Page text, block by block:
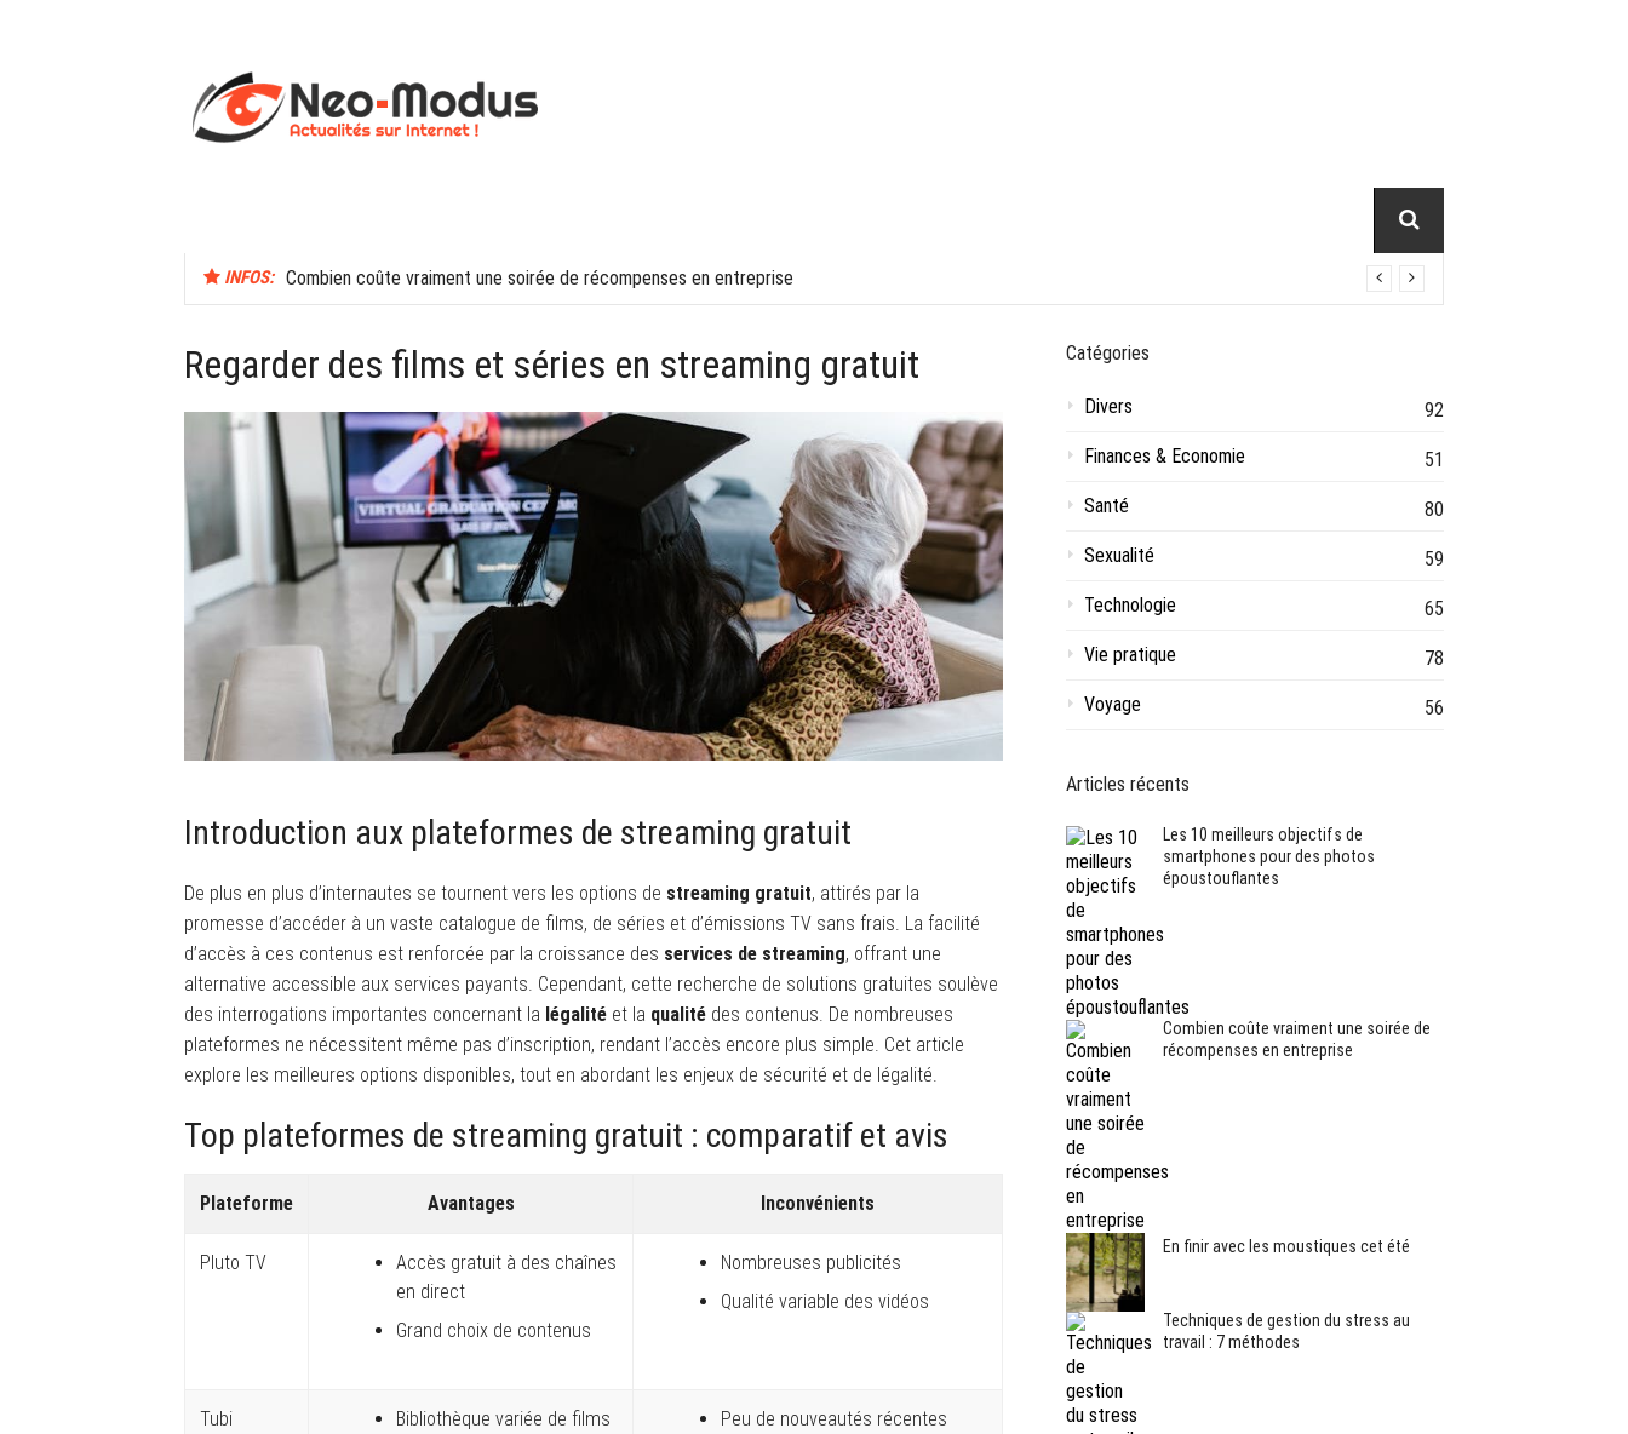
INFOS: Combien coûte vraiment une soirée de récompenses en entreprise
Regarder des films et séries en streaming gratuit
Introduction aux plateformes de streaming gratuit
De plus en plus d’internautes se tournent vers les options de streaming gratuit, attirés par la
promesse d’accéder à un vaste catalogue de films, de séries et d’émissions TV sans frais. La facilité
d’accès à ces contenus est renforcée par la croissance des services de streaming, offrant une
alternative accessible aux services payants. Cependant, cette recherche de solutions gratuites soulève
des interrogations importantes concernant la légalité et la qualité des contenus. De nombreuses
plateformes ne nécessitent même pas d’inscription, rendant l’accès encore plus simple. Cet article
explore les meilleures options disponibles, tout en abordant les enjeux de sécurité et de légalité.
Top plateformes de streaming gratuit : comparatif et avis
Plateforme Avantages Inconvénients
Pluto TV
Accès gratuit à des chaînes
en direct
Grand choix de contenus
Nombreuses publicités
Qualité variable des vidéos
Tubi
Bibliothèque variée de films
Peu de nouveautés récentes
Catégories
Divers
92
Finances & Economie
51
Santé
80
Sexualité
59
Technologie
65
Vie pratique
78
Voyage
56
Articles récents
Les 10 meilleurs objectifs de
smartphones pour des photos
époustouflantes
Combien coûte vraiment une soirée de
récompenses en entreprise
En finir avec les moustiques cet été
Techniques de gestion du stress au
travail : 7 méthodes